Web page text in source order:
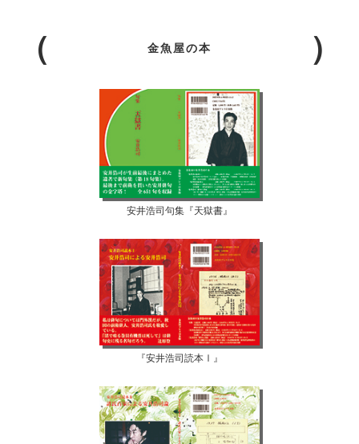
金魚屋の本
安井浩司句集『天獄書』
『安井浩司読本Ⅰ』